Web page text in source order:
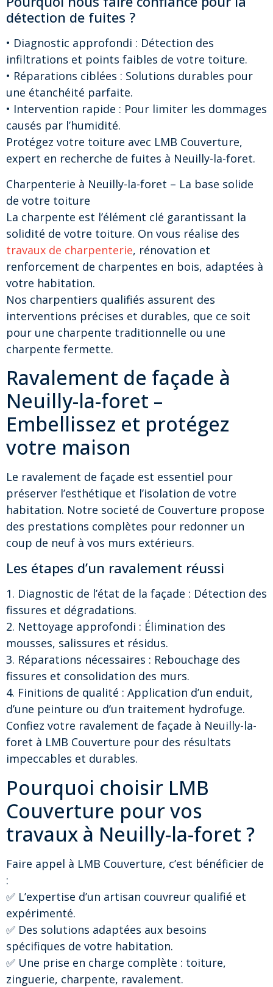
détection de fuites ?
• Diagnostic approfondi : Détection des
infiltrations et points faibles de votre toiture.
• Réparations ciblées : Solutions durables pour
une étanchéité parfaite.
• Intervention rapide : Pour limiter les dommages
causés par l’humidité.
Protégez votre toiture avec LMB Couverture,
expert en recherche de fuites à Neuilly-la-foret.
Charpenterie à Neuilly-la-foret – La base solide
de votre toiture
La charpente est l’élément clé garantissant la
solidité de votre toiture. On vous réalise des
travaux de charpenterie, rénovation et
renforcement de charpentes en bois, adaptées à
votre habitation.
Nos charpentiers qualifiés assurent des
interventions précises et durables, que ce soit
pour une charpente traditionnelle ou une
charpente fermette.
Ravalement de façade à
Neuilly-la-foret –
Embellissez et protégez
votre maison
Le ravalement de façade est essentiel pour
préserver l’esthétique et l’isolation de votre
habitation. Notre societé de Couverture propose
des prestations complètes pour redonner un
coup de neuf à vos murs extérieurs.
Les étapes d’un ravalement réussi
1. Diagnostic de l’état de la façade : Détection des
fissures et dégradations.
2. Nettoyage approfondi : Élimination des
mousses, salissures et résidus.
3. Réparations nécessaires : Rebouchage des
fissures et consolidation des murs.
4. Finitions de qualité : Application d’un enduit,
d’une peinture ou d’un traitement hydrofuge.
Confiez votre ravalement de façade à Neuilly-la-
foret à LMB Couverture pour des résultats
impeccables et durables.
Pourquoi choisir LMB
Couverture pour vos
travaux à Neuilly-la-foret ?
Faire appel à LMB Couverture, c’est bénéficier de
:
✅ L’expertise d’un artisan couvreur qualifié et
expérimenté.
✅ Des solutions adaptées aux besoins
spécifiques de votre habitation.
✅ Une prise en charge complète : toiture,
zinguerie, charpente, ravalement.